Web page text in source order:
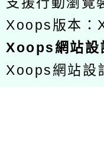
Xoops版本：
Xoops網站設
Xoops網站設